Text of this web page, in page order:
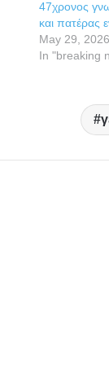
47χρονος
και πατέρας
May 29, 2026
In "breaking